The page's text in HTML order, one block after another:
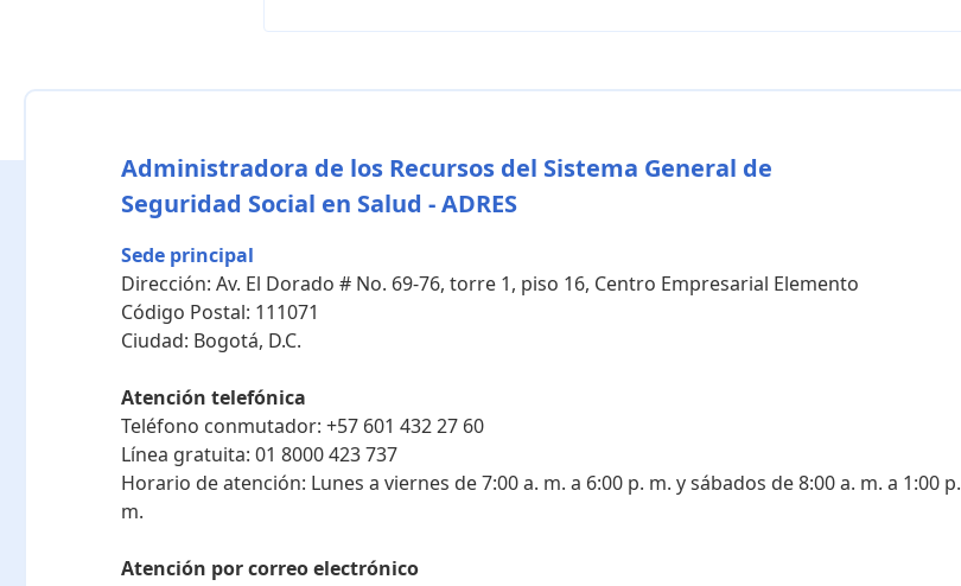
Administradora de los Recursos del Sistema General de
Seguridad Social en Salud - ADRES
Sede principal
Dirección: Av. El Dorado # No. 69-76, torre 1, piso 16, Centro Empresarial Elemento
Código Postal: 111071
Ciudad: Bogotá, D.C.
Atención telefónica
Teléfono conmutador: +57 601 432 27 60
Línea gratuita: 01 8000 423 737
Horario de atención: Lunes a viernes de 7:00 a. m. a 6:00 p. m. y sábados de 8:00 a. m. a 1:00 p.
m.
Atención por correo electrónico